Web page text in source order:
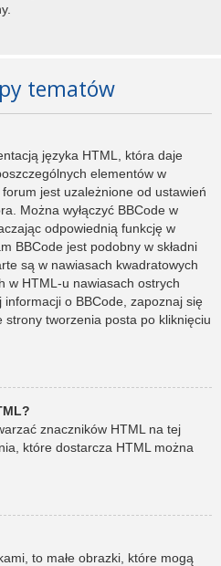
tematów
języka HTML, która daje
elementów w
jest uzależnione od ustawień
Można wyłączyć BBCode w
odpowiednią funkcję w
BBCode jest podobny w składni
są w nawiasach kwadratowych
w HTML-u nawiasach ostrych
informacji o BBCode, zapoznaj się
tworzenia posta po kliknięciu
znaczników HTML na tej
które dostarcza HTML można
to małe obrazki, które mogą